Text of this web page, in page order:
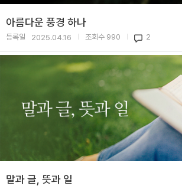
아름다운 풍경 하나
등록일 2025.04.16 조회수 990 2
말과 글, 뜻과 일